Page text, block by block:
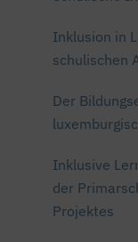
Inklusion in
schulischen
Der
Inklusive
der
Projektes